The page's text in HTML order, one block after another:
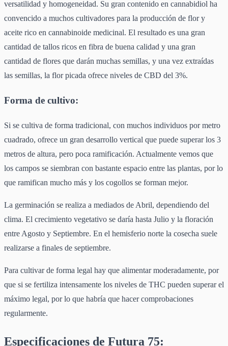
versatilidad y homogeneidad. Su gran contenido en cannabidiol ha
convencido a muchos cultivadores para la producción de flor y
aceite rico en cannabinoide medicinal. El resultado es una gran
cantidad de tallos ricos en fibra de buena calidad y una gran
cantidad de flores que darán muchas semillas, y una vez extraídas
las semillas, la flor picada ofrece niveles de CBD del 3%.
Forma de cultivo:
Si se cultiva de forma tradicional, con muchos individuos por metro
cuadrado, ofrece un gran desarrollo vertical que puede superar los 3
metros de altura, pero poca ramificación. Actualmente vemos que
los campos se siembran con bastante espacio entre las plantas, por lo
que ramifican mucho más y los cogollos se forman mejor.
La germinación se realiza a mediados de Abril, dependiendo del
clima. El crecimiento vegetativo se daría hasta Julio y la floración
entre Agosto y Septiembre. En el hemisferio norte la cosecha suele
realizarse a finales de septiembre.
Para cultivar de forma legal hay que alimentar moderadamente, por
que si se fertiliza intensamente los niveles de THC pueden superar el
máximo legal, por lo que habría que hacer comprobaciones
regularmente.
Especificaciones de Futura 75: